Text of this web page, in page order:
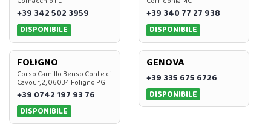
+39 342 502 3959
DISPONIBILE
+39 340 77 27 938
DISPONIBILE
FOLIGNO
Corso Camillo Benso Conte di
Cavour, 2, 06034 Foligno PG
+39 0742 197 93 76
DISPONIBILE
GENOVA
+39 335 675 6726
DISPONIBILE